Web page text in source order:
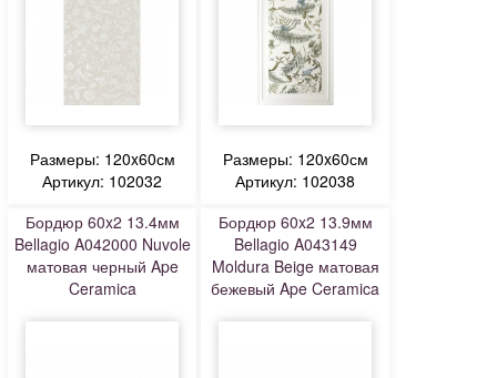
Размеры: 120x60см
Артикул: 102032
Размеры: 120x60см
Артикул: 102038
Бордюр 60x2 13.4мм
Bellagio A042000 Nuvole
матовая черный Ape
Ceramica
Бордюр 60x2 13.9мм
Bellagio A043149
Moldura Beige матовая
бежевый Ape Ceramica